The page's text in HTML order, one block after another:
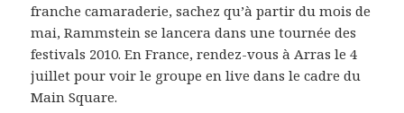
franche camaraderie, sachez qu’à partir du mois de
mai, Rammstein se lancera dans une tournée des
festivals 2010. En France, rendez-vous à Arras le 4
juillet pour voir le groupe en live dans le cadre du
Main Square.